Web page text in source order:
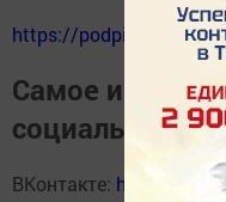
https://
Самое
социальных
ВКонтакте: https://